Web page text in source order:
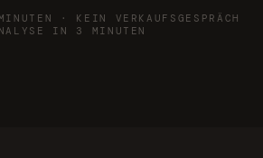
· KEIN VERKAUFSGESPRÄCH
IN 3 MINUTEN